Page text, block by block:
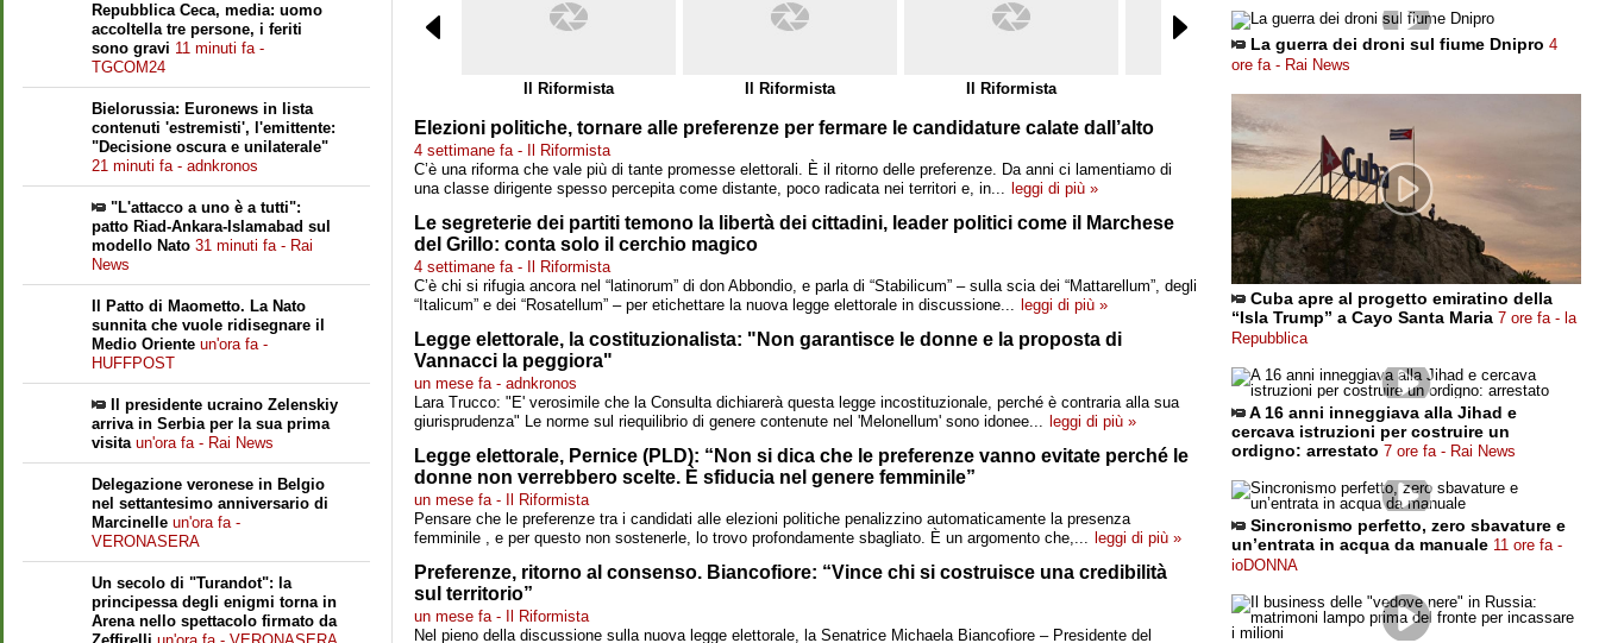
Repubblica Ceca, media: uomo
accoltella tre persone, i feriti
sono gravi 11 minuti fa -
TGCOM24
Bielorussia: Euronews in lista
contenuti 'estremisti', l'emittente:
"Decisione oscura e unilaterale"
21 minuti fa - adnkronos
"L'attacco a uno è a tutti":
patto Riad-Ankara-Islamabad sul
modello Nato 31 minuti fa - Rai
News
Il Patto di Maometto. La Nato
sunnita che vuole ridisegnare il
Medio Oriente un'ora fa -
HUFFPOST
Il presidente ucraino Zelenskiy
arriva in Serbia per la sua prima
visita un'ora fa - Rai News
Delegazione veronese in Belgio
nel settantesimo anniversario di
Marcinelle un'ora fa -
VERONASERA
Un secolo di "Turandot": la
principessa degli enigmi torna in
Arena nello spettacolo firmato da
Il Riformista Il Riformista Il Riformista
Elezioni politiche, tornare alle preferenze per fermare le candidature calate dall’alto
4 settimane fa - Il Riformista
C’è una riforma che vale più di tante promesse elettorali. È il ritorno delle preferenze. Da anni ci lamentiamo di
una classe dirigente spesso percepita come distante, poco radicata nei territori e, in... leggi di più »
Le segreterie dei partiti temono la libertà dei cittadini, leader politici come il Marchese
del Grillo: conta solo il cerchio magico
4 settimane fa - Il Riformista
C’è chi si rifugia ancora nel “latinorum” di don Abbondio, e parla di “Stabilicum” – sulla scia dei “Mattarellum”, degli
“Italicum” e dei “Rosatellum” – per etichettare la nuova legge elettorale in discussione... leggi di più »
Legge elettorale, la costituzionalista: "Non garantisce le donne e la proposta di
Vannacci la peggiora"
un mese fa - adnkronos
Lara Trucco: "E' verosimile che la Consulta dichiarerà questa legge incostituzionale, perché è contraria alla sua
giurisprudenza" Le norme sul riequilibrio di genere contenute nel 'Melonellum' sono idonee... leggi di più »
Legge elettorale, Pernice (PLD): “Non si dica che le preferenze vanno evitate perché le
donne non verrebbero scelte. È sfiducia nel genere femminile”
un mese fa - Il Riformista
Pensare che le preferenze tra i candidati alle elezioni politiche penalizzino automaticamente la presenza
femminile , e per questo non sostenerle, lo trovo profondamente sbagliato. È un argomento che,... leggi di più »
Preferenze, ritorno al consenso. Biancofiore: “Vince chi si costruisce una credibilità
sul territorio”
un mese fa - Il Riformista
Nel pieno della discussione sulla nuova legge elettorale, la Senatrice Michaela Biancofiore – Presidente del
La guerra dei droni sul fiume Dnipro 4
ore fa - Rai News
Cuba apre al progetto emiratino della
“Isla Trump” a Cayo Santa Maria 7 ore fa - la
Repubblica
A 16 anni inneggiava alla Jihad e
cercava istruzioni per costruire un
ordigno: arrestato 7 ore fa - Rai News
Sincronismo perfetto, zero sbavature e
un’entrata in acqua da manuale 11 ore fa -
ioDONNA